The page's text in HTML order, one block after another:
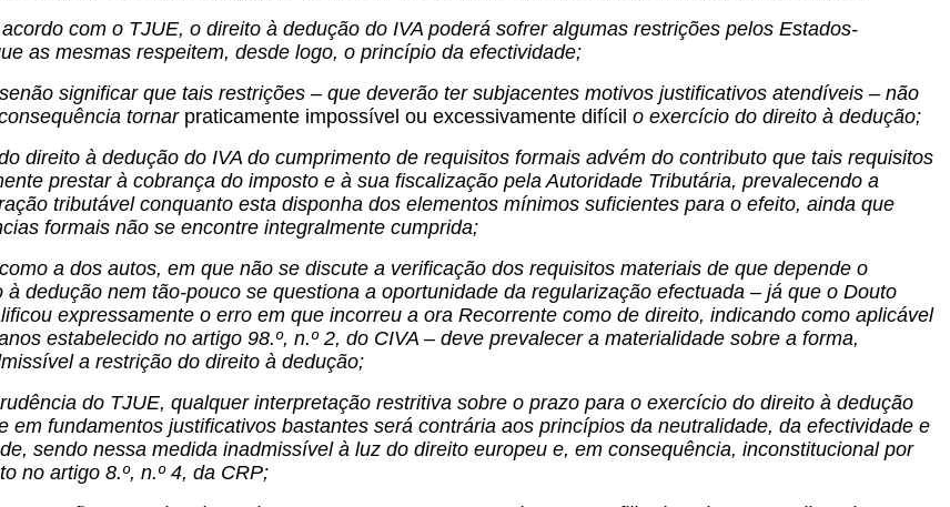
com o TJUE, o direito à dedução do IVA poderá sofrer algumas restrições pelos Estados-
as mesmas respeitem, desde logo, o princípio da efectividade;
significar que tais restrições – que deverão ter subjacentes motivos justificativos atendíveis – não
tornar praticamente impossível ou excessivamente difícil o exercício do direito à dedução;
direito à dedução do IVA do cumprimento de requisitos formais advém do contributo que tais requisitos
prestar à cobrança do imposto e à sua fiscalização pela Autoridade Tributária, prevalecendo a
tributável conquanto esta disponha dos elementos mínimos suficientes para o efeito, ainda que
formais não se encontre integralmente cumprida;
a dos autos, em que não se discute a verificação dos requisitos materiais de que depende o
à dedução nem tão-pouco se questiona a oportunidade da regularização efectuada – já que o Douto
expressamente o erro em que incorreu a ora Recorrente como de direito, indicando como aplicável
estabelecido no artigo 98.º, n.º 2, do CIVA – deve prevalecer a materialidade sobre a forma,
a restrição do direito à dedução;
do TJUE, qualquer interpretação restritiva sobre o prazo para o exercício do direito à dedução
em fundamentos justificativos bastantes será contrária aos princípios da neutralidade, da efectividade e
sendo nessa medida inadmissível à luz do direito europeu e, em consequência, inconstitucional por
no artigo 8.º, n.º 4, da CRP;